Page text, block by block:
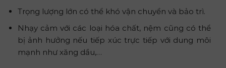
Trọng lượng lớn có thể khó vận chuyển và bảo trì.
Nhạy cảm với các loại hóa chất, nệm cũng có thể
bị ảnh hưởng nếu tiếp xúc trực tiếp với dung môi
mạnh như xăng dầu,…